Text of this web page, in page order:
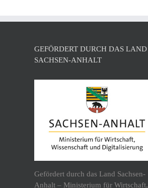
GEFÖRDERT DURCH DAS LAND
SACHSEN-ANHALT
Gefördert durch das Land Sachsen-
Anhalt – Ministerium für Wirtschaft,